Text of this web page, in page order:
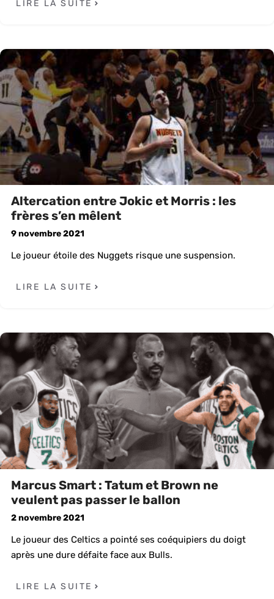
LIRE LA SUITE
Altercation entre Jokic et Morris : les
frères s’en mêlent
9 novembre 2021
Le joueur étoile des Nuggets risque une suspension.
LIRE LA SUITE
Marcus Smart : Tatum et Brown ne
veulent pas passer le ballon
2 novembre 2021
Le joueur des Celtics a pointé ses coéquipiers du doigt
après une dure défaite face aux Bulls.
LIRE LA SUITE